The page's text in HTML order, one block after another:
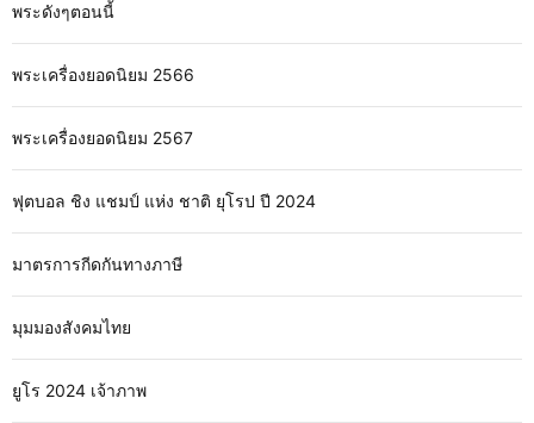
พระดังๆตอนนี้
พระเครื่องยอดนิยม 2566
พระเครื่องยอดนิยม 2567
ฟุตบอล ชิง แชมป์ แห่ง ชาติ ยุโรป ปี 2024
มาตรการกีดกันทางภาษี
มุมมองสังคมไทย
ยูโร 2024 เจ้าภาพ